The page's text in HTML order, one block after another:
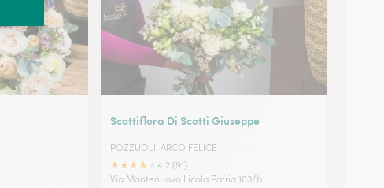
Scottiflora Di Scotti Giuseppe
POZZUOLI-ARCO FELICE
★★★★
4.2 (91)
Via Montenuovo Licola Patria 103/b